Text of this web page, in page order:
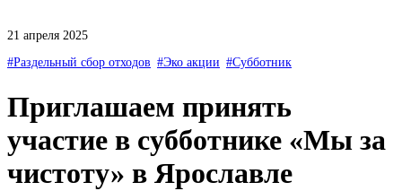
21 апреля 2025
#Раздельный сбор отходов #Эко акции #Субботник
Приглашаем принять
участие в субботнике «Мы за
чистоту» в Ярославле